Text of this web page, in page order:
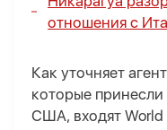
отношения с
Как уточняет
которые
США, входят World